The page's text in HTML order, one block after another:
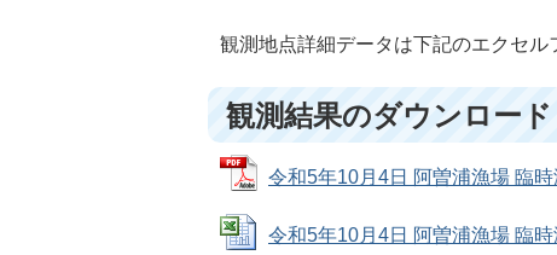
観測地点詳細データは下記のエクセル
観測結果のダウンロード
令和5年10月4日 阿曽浦漁場 臨
令和5年10月4日 阿曽浦漁場 臨